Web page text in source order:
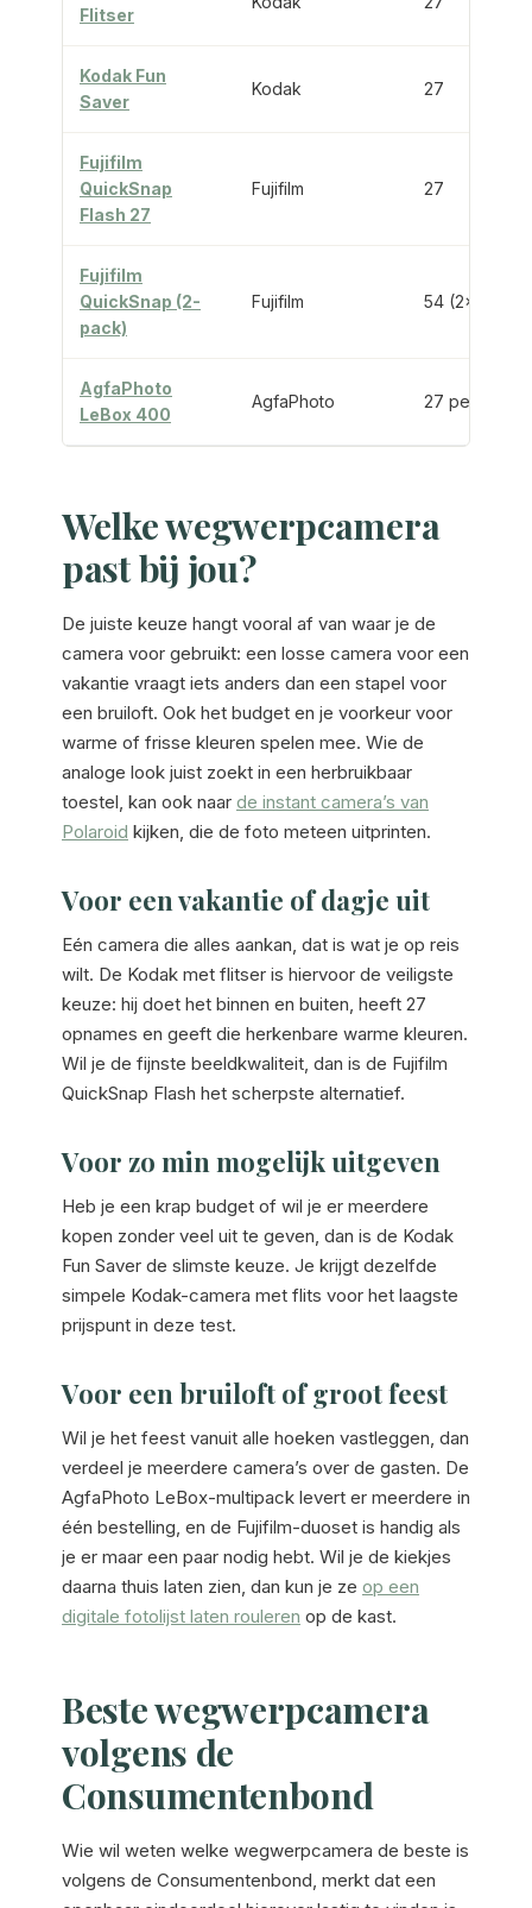
Flitser
Kodak Fun
Saver
Kodak 27
Fujifilm
QuickSnap
Flash 27
Fujifilm 27
Fujifilm
QuickSnap (2-
pack)
Fujifilm 54 (2×27)
AgfaPhoto
LeBox 400
AgfaPhoto 27 per stuk
Welke wegwerpcamera
past bij jou?
De juiste keuze hangt vooral af van waar je de
camera voor gebruikt: een losse camera voor een
vakantie vraagt iets anders dan een stapel voor
een bruiloft. Ook het budget en je voorkeur voor
warme of frisse kleuren spelen mee. Wie de
analoge look juist zoekt in een herbruikbaar
toestel, kan ook naar de instant camera’s van
Polaroid kijken, die de foto meteen uitprinten.
Voor een vakantie of dagje uit
Eén camera die alles aankan, dat is wat je op reis
wilt. De Kodak met flitser is hiervoor de veiligste
keuze: hij doet het binnen en buiten, heeft 27
opnames en geeft die herkenbare warme kleuren.
Wil je de fijnste beeldkwaliteit, dan is de Fujifilm
QuickSnap Flash het scherpste alternatief.
Voor zo min mogelijk uitgeven
Heb je een krap budget of wil je er meerdere
kopen zonder veel uit te geven, dan is de Kodak
Fun Saver de slimste keuze. Je krijgt dezelfde
simpele Kodak-camera met flits voor het laagste
prijspunt in deze test.
Voor een bruiloft of groot feest
Wil je het feest vanuit alle hoeken vastleggen, dan
verdeel je meerdere camera’s over de gasten. De
AgfaPhoto LeBox-multipack levert er meerdere in
één bestelling, en de Fujifilm-duoset is handig als
je er maar een paar nodig hebt. Wil je de kiekjes
daarna thuis laten zien, dan kun je ze op een
digitale fotolijst laten rouleren op de kast.
Beste wegwerpcamera
volgens de
Consumentenbond
Wie wil weten welke wegwerpcamera de beste is
volgens de Consumentenbond, merkt dat een